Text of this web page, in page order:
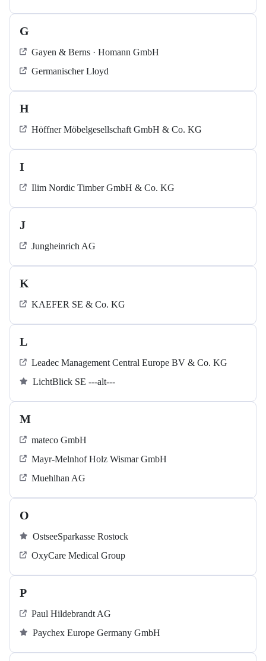
G
Gayen & Berns · Homann GmbH
Germanischer Lloyd
H
Höffner Möbelgesellschaft GmbH & Co. KG
I
Ilim Nordic Timber GmbH & Co. KG
J
Jungheinrich AG
K
KAEFER SE & Co. KG
L
Leadec Management Central Europe BV & Co. KG
LichtBlick SE ---alt---
M
mateco GmbH
Mayr-Melnhof Holz Wismar GmbH
Muehlhan AG
O
OstseeSparkasse Rostock
OxyCare Medical Group
P
Paul Hildebrandt AG
Paychex Europe Germany GmbH